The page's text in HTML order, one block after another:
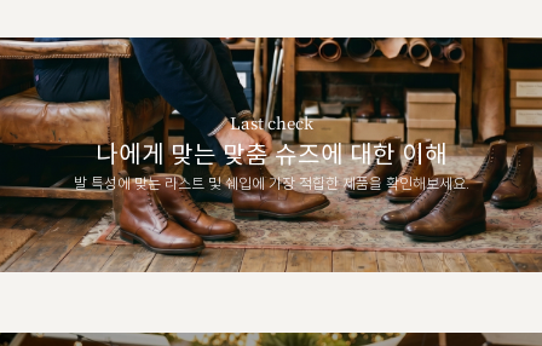
Last check
나에게 맞는 맞춤 슈즈에 대한 이해
발 특성에 맞는 라스트 및 쉐입에 가장 적합한 제품을 확인해보세요.